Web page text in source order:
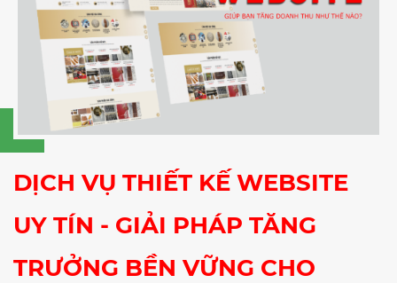
DỊCH VỤ THIẾT KẾ WEBSITE
UY TÍN - GIẢI PHÁP TĂNG
TRƯỞNG BỀN VỮNG CHO